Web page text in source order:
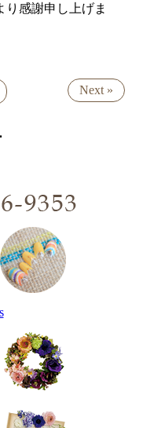
り感謝申し上げま
Next »